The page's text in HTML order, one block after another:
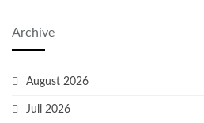
Archive
August 2026
Juli 2026